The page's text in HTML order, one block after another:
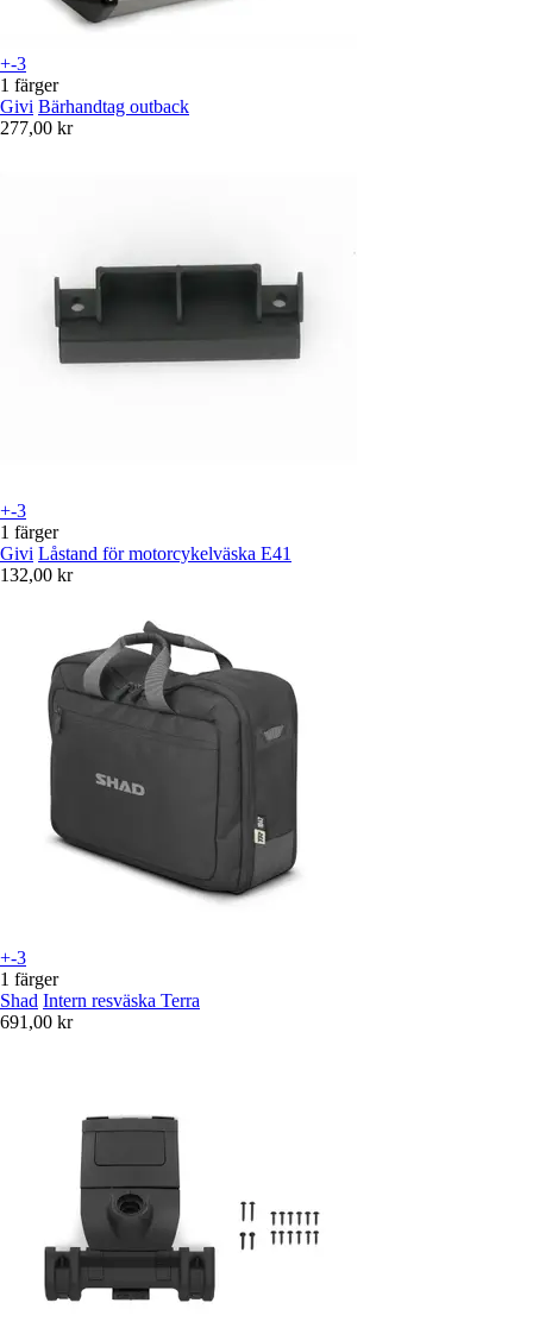
+-3
1 färger
Givi Bärhandtag outback
277,00 kr
+-3
1 färger
Givi Låstand för motorcykelväska E41
132,00 kr
+-3
1 färger
Shad Intern resväska Terra
691,00 kr